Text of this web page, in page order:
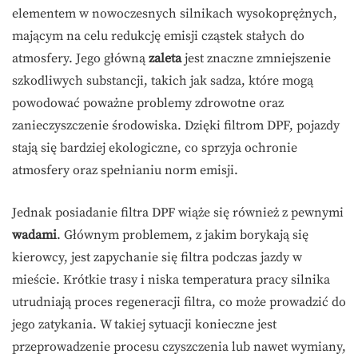
elementem w nowoczesnych silnikach wysokoprężnych,
mającym na celu redukcję emisji cząstek stałych do
atmosfery. Jego główną zaletajest znaczne zmniejszenie
szkodliwych substancji, takich jak sadza, które mogą
powodować poważne problemy zdrowotne oraz
zanieczyszczenie środowiska. Dzięki filtrom DPF, pojazdy
stają się bardziej ekologiczne, co sprzyja ochronie
atmosfery oraz spełnianiu norm emisji.
Jednak posiadanie filtra DPF wiąże się również z pewnymi
wadami. Głównym problemem, z jakim borykają się
kierowcy, jest zapychanie się filtra podczas jazdy w
mieście. Krótkie trasy i niska temperatura pracy silnika
utrudniają proces regeneracji filtra, co może prowadzić do
jego zatykania. W takiej sytuacji konieczne jest
przeprowadzenie procesu czyszczenia lub nawet wymiany,